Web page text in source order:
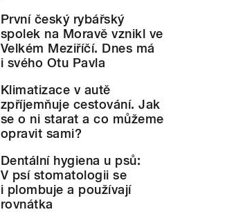
První český rybářský
spolek na Moravě vznikl ve
Velkém Meziříčí. Dnes má
i svého Otu Pavla
Klimatizace v autě
zpříjemňuje cestování. Jak
se o ni starat a co můžeme
opravit sami?
Dentální hygiena u psů:
V psí stomatologii se
i plombuje a používají
rovnátka